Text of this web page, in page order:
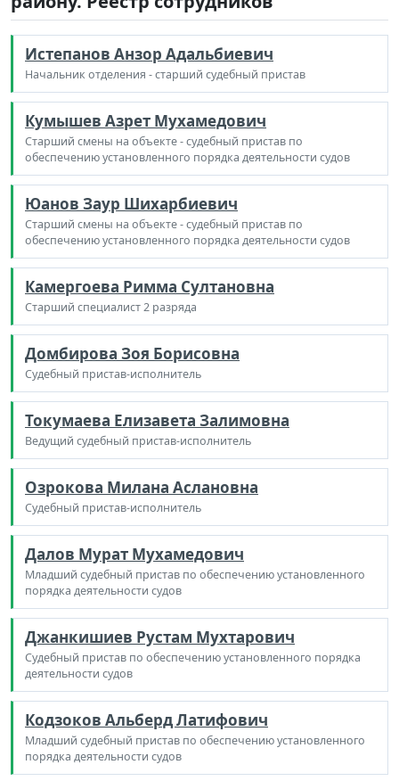
Истепанов Анзор Адальбиевич
Начальник отделения - старший судебный пристав
Кумышев Азрет Мухамедович
Старший смены на объекте - судебный пристав по
обеспечению установленного порядка деятельности судов
Юанов Заур Шихарбиевич
Старший смены на объекте - судебный пристав по
обеспечению установленного порядка деятельности судов
Камергоева Римма Султановна
Старший специалист 2 разряда
Домбирова Зоя Борисовна
Судебный пристав-исполнитель
Токумаева Елизавета Залимовна
Ведущий судебный пристав-исполнитель
Озрокова Милана Аслановна
Судебный пристав-исполнитель
Далов Мурат Мухамедович
Младший судебный пристав по обеспечению установленного
порядка деятельности судов
Джанкишиев Рустам Мухтарович
Судебный пристав по обеспечению установленного порядка
деятельности судов
Кодзоков Альберд Латифович
Младший судебный пристав по обеспечению установленного
порядка деятельности судов